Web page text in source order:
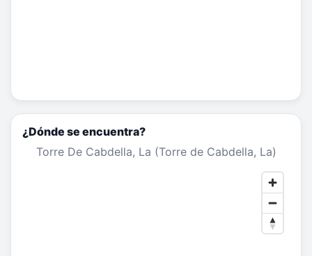
¿Dónde se encuentra?
Torre De Cabdella, La (Torre de Cabdella, La)